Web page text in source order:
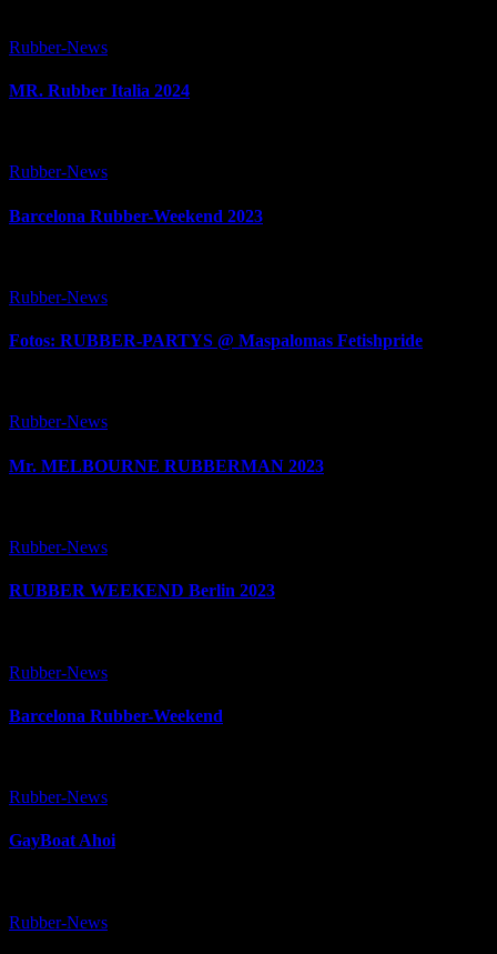
Rubber-News
MR. Rubber Italia 2024
Rubber-News
Barcelona Rubber-Weekend 2023
Rubber-News
Fotos: RUBBER-PARTYS @ Maspalomas Fetishpride
Rubber-News
Mr. MELBOURNE RUBBERMAN 2023
Rubber-News
RUBBER WEEKEND Berlin 2023
Rubber-News
Barcelona Rubber-Weekend
Rubber-News
GayBoat Ahoi
Rubber-News